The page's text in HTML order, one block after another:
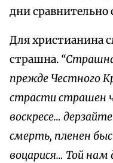
дни
Для христианина
страшна.
прежде Честного
страсти страшен
воскресе…
смерть, пленен
воцарися… Той нам